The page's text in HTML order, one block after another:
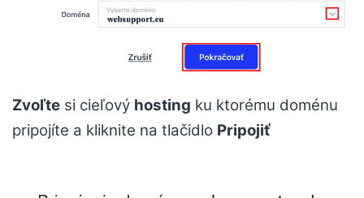
Zvoľte si cieľový hosting ku ktorému doménu
pripojíte a kliknite na tlačidlo Pripojiť